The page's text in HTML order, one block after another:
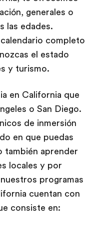
generales o
las edades.
completo
el estado
y turismo.
en California que
o San Diego.
de inmersión
en que puedas
también aprender
locales y por
programas
cuentan con
consiste en: